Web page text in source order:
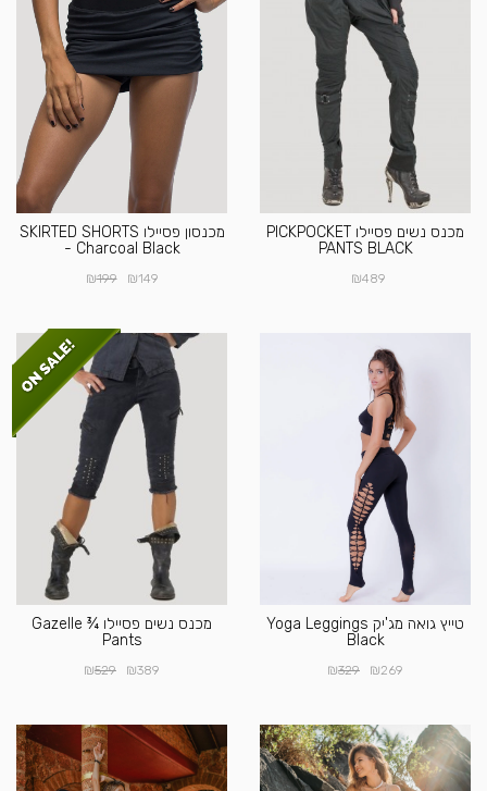
מכנס נשים פסיילו PICKPOCKET
PANTS BLACK
₪489
מכנסון פסיילו SKIRTED SHORTS
- Charcoal Black
₪149
₪199
טייץ גואה מג'יק Yoga Leggings
Black
₪269
₪329
מכנס נשים פסיילו Gazelle ¾
Pants
₪389
₪529